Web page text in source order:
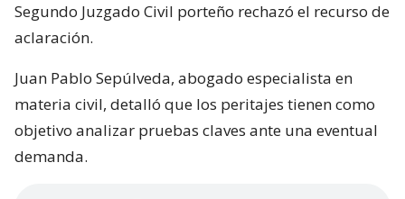
Segundo Juzgado Civil porteño rechazó el recurso de
aclaración.
Juan Pablo Sepúlveda, abogado especialista en
materia civil, detalló que los peritajes tienen como
objetivo analizar pruebas claves ante una eventual
demanda.